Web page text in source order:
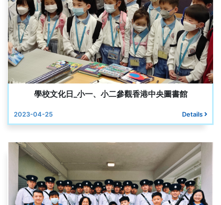
學校文化日_小一、小二參觀香港中央圖書館
2023-04-25 Details